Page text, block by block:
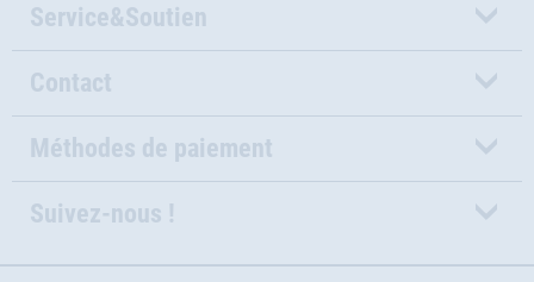
Service&Soutien
Contact
Méthodes de paiement
Suivez-nous !